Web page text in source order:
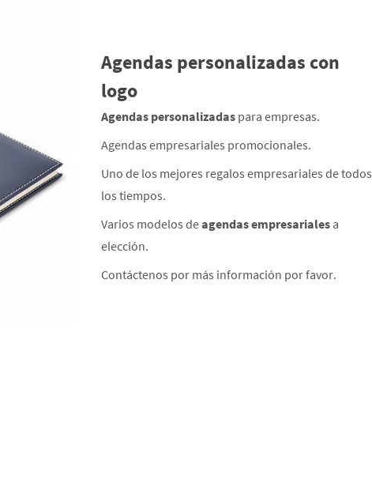
Agendas personalizadas con
logo
Agendas personalizadaspara empresas.
Agendas empresariales promocionales.
Uno de los mejores regalos empresariales de todos
los tiempos.
Varios modelos deagendas empresarialesa
elección.
Contáctenos por más información por favor.